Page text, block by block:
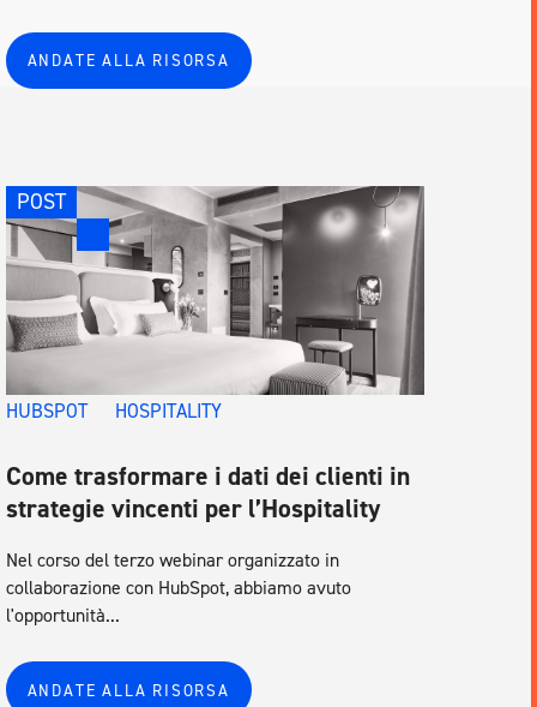
ANDATE ALLA RISORSA
POST
HUBSPOT HOSPITALITY
Come trasformare i dati dei clienti in
strategie vincenti per l’Hospitality
Nel corso del terzo webinar organizzato in
collaborazione con HubSpot, abbiamo avuto
l'opportunità...
ANDATE ALLA RISORSA